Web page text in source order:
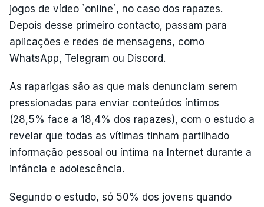
jogos de vídeo `online`, no caso dos rapazes.
Depois desse primeiro contacto, passam para
aplicações e redes de mensagens, como
WhatsApp, Telegram ou Discord.
As raparigas são as que mais denunciam serem
pressionadas para enviar conteúdos íntimos
(28,5% face a 18,4% dos rapazes), com o estudo a
revelar que todas as vítimas tinham partilhado
informação pessoal ou íntima na Internet durante a
infância e adolescência.
Segundo o estudo, só 50% dos jovens quando